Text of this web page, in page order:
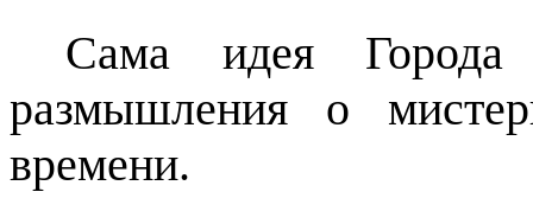
Сама идея Города
размышления о
времени.